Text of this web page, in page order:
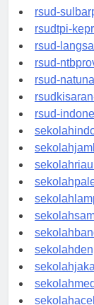
rsud-
rsud-
rsudtpi-
rsud-
rsud-
rsud-
rsud-